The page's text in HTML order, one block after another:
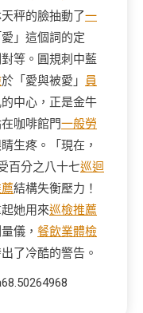
秤的臉抽動了一
」這個詞的定
等。圓規刺中藍
於「愛與被愛」
員
中心，正是金牛
咖啡館門一般勞
生疼。「現在，
百分之八十七巡迴
結構失衡壓力！
她用來巡檢推薦
儀， 餐飲業體檢
了冷酷的警告。